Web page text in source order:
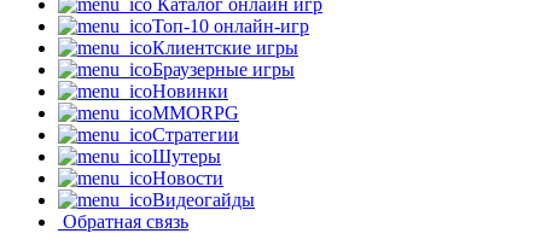
Каталог онлайн игр
Топ-10 онлайн-игр
Клиентские игры
Браузерные игры
Новинки
MMORPG
Стратегии
Шутеры
Новости
Видеогайды
Обратная связь